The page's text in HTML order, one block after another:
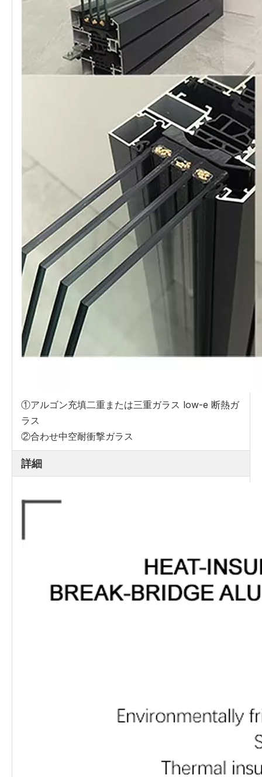
①アルゴン充填二重または三重ガラス low-e 断熱ガ
ラス
②合わせ中空耐衝撃ガラス
詳細